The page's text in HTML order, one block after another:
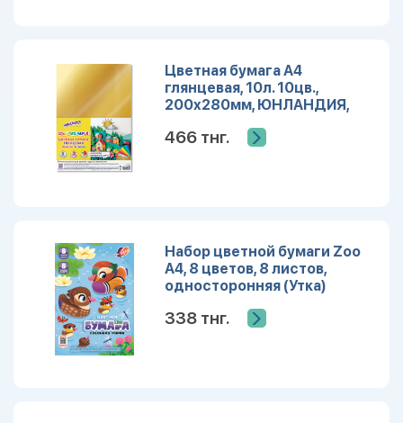
Цветная бумага А4
глянцевая, 10л. 10цв.,
200х280мм, ЮНЛАНДИЯ,
466 тнг.
Набор цветной бумаги Zoo
А4, 8 цветов, 8 листов,
односторонняя (Утка)
338 тнг.